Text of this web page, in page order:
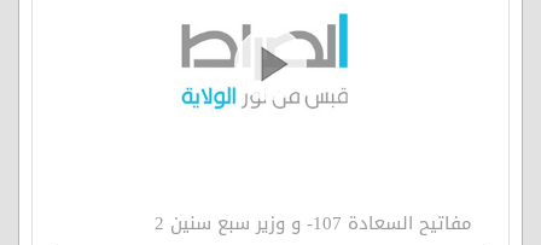
مفاتيح السعادة 107- و وزير سبع سنين 2